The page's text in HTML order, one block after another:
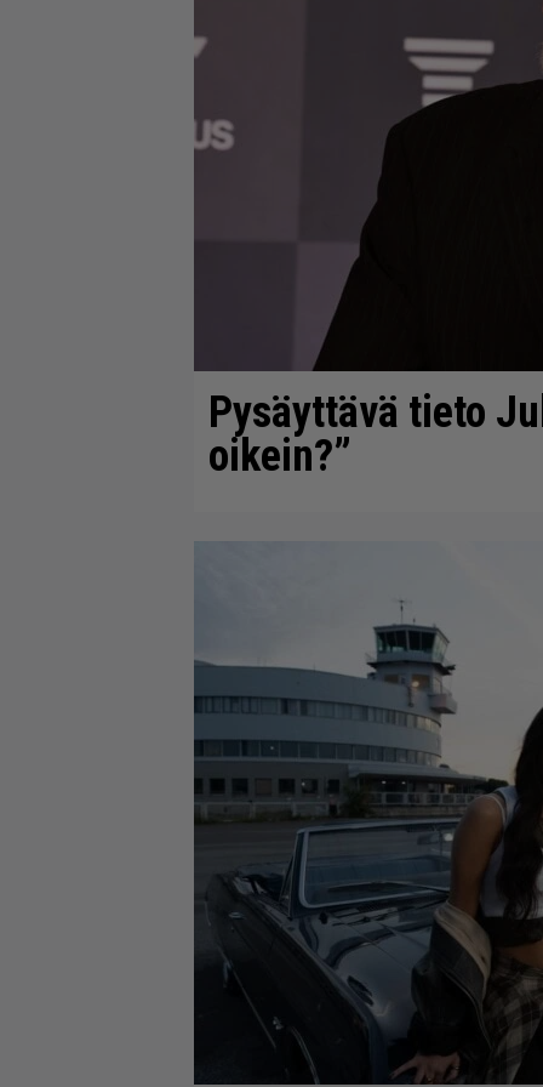
Pysäyttävä tieto
oikein?”